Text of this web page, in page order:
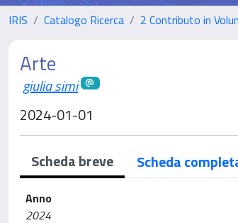
IRIS Catalogo Ricerca 2 Contributo in
Arte
giulia simi
2024-01-01
Scheda breve Scheda
Anno
2024